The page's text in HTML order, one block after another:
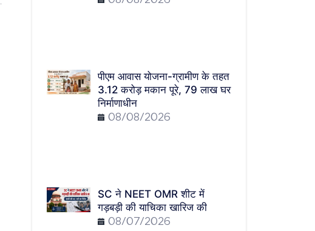
पीएम आवास योजना-ग्रामीण के तहत
3.12 करोड़ मकान पूरे, 79 लाख घर
निर्माणाधीन
08/08/2026
SC ने NEET OMR शीट में
गड़बड़ी की याचिका खारिज की
08/07/2026